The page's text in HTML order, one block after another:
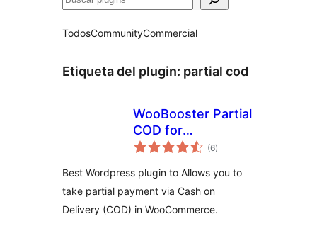
TodosCommunityCommercial
Etiqueta del plugin: partial cod
WooBooster Partial
COD for
WooCommerce
(6total
de
)
Best Wordpress plugin to Allows you to
take partial payment via Cash on
Delivery (COD) in WooCommerce.